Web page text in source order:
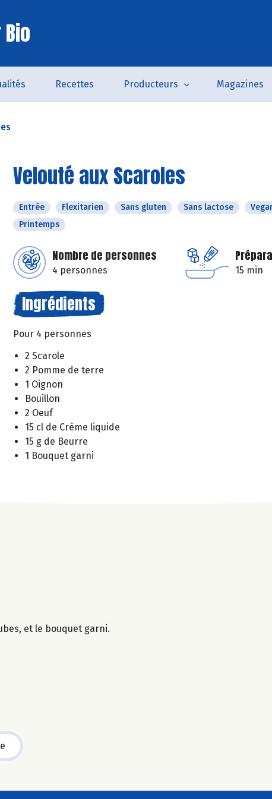
Recettes Producteurs Magazines
Velouté aux Scaroles
Entrée Flexitarien Sans gluten Sans lactose
Printemps
Nombre de personnes
4 personnes 15 min
Ingrédients
Pour 4 personnes
2 Scarole
2 Pomme de terre
1 Oignon
Bouillon
2 Oeuf
15 cl de Crème liquide
15 g de Beurre
1 Bouquet garni
et le bouquet garni.